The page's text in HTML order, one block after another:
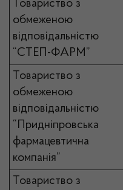
Товариство з
обмеженою
відповідальністю
“СТЕП-ФАРМ”
Товариство з
обмеженою
відповідальністю
“Придніпровська
фармацевтична
компанія”
Товариство з